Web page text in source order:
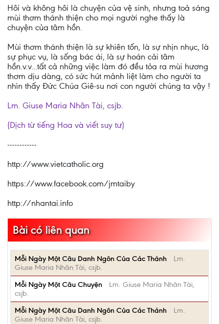
Hôi và không hôi là chuyện của vệ sinh, nhưng toả sáng
mùi thơm thánh thiện cho mọi người nghe thấy là
chuyện của tâm hồn.
Mùi thơm thánh thiện là sự khiên tốn, là sự nhịn nhục, là
sự phục vụ, là sống bác ái, là sự hoán cải tâm
hồn.v.v...tất cả những việc làm đó đều tỏa ra mùi hương
thơm dịu dàng, có sức hút mảnh liệt làm cho người ta
nhìn thấy Đức Chúa Giê-su nơi con người chúng ta vậy !
Lm. Giuse Maria Nhân Tài, csjb.
(Dịch từ tiếng Hoa và viết suy tư)
------------
http://www.vietcatholic.org
https://www.facebook.com/jmtaiby
http://nhantai.info
Bài có liên quan
Mỗi Ngày Một Câu Danh Ngôn Của Các Thánh
Lm.
Giuse Maria Nhân Tài, csjb.
Mỗi Ngày Một Câu Chuyện
Lm. Giuse Maria Nhân Tài,
csjb.
Mỗi Ngày Một Câu Danh Ngôn Của Các Thánh
Lm.
Giuse Maria Nhân Tài, csjb.